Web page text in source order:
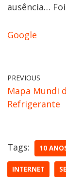
ausência…
Google
PREVIOUS
Mapa Mundi
Refrigerante
Tags: 10
INTERNET